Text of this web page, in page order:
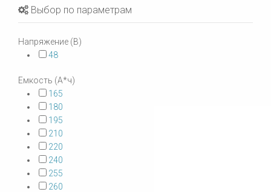
Выбор по параметрам
Напряжение (В)
48
Емкость (А*ч)
165
180
195
210
220
240
255
260